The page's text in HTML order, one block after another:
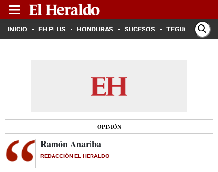
INICIO EH PLUS HONDURAS SUCESOS TEGUCIGALPA
OPINIÓN
Ramón Anariba
REDACCIÓN EL HERALDO